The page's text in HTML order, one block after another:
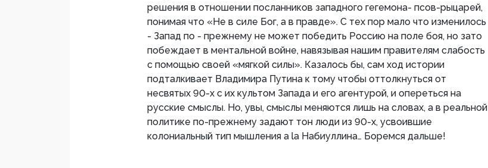
решения в отношении посланников западного гегемона- псов-рыцарей,
понимая что «Не в силе Бог, а в правде». С тех пор мало что изменилось
- Запад по - прежнему не может победить Россию на поле боя, но зато
побеждает в ментальной войне, навязывая нашим правителям слабость
с помощью своей «мягкой силы». Казалось бы, сам ход истории
подталкивает Владимира Путина к тому чтобы оттолкнуться от
несвятых 90-х с их культом Запада и его агентурой, и опереться на
русские смыслы. Но, увы, смыслы меняются лишь на словах, а в реальной
политике по-прежнему задают тон люди из 90-х, усвоившие
колониальный тип мышления a la Набиуллина… Боремся дальше!